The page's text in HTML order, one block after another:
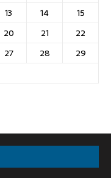
13 14
15
20 21
22
27 28
29